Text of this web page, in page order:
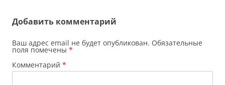
Добавить комментарий
Ваш адрес email не будет опубликован. Обязательные
поля помечены *
Комментарий *